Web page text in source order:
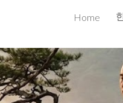
Skip to
Home